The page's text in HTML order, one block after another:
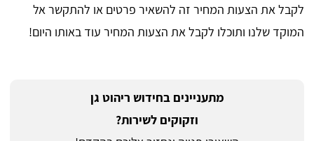
לקבל את הצעות המחיר זה להשאיר פרטים או להתקשר אל
המוקד שלנו ותוכלו לקבל את הצעות המחיר עוד באותו היום!
מתעניינים בחידוש ריהוט גן
וזקוקים לשירות?